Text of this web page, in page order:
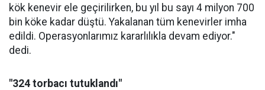
kök kenevir ele geçirilirken, bu yıl bu sayı 4 milyon 700
bin köke kadar düştü. Yakalanan tüm kenevirler imha
edildi. Operasyonlarımız kararlılıkla devam ediyor."
dedi.
"324 torbacı tutuklandı"